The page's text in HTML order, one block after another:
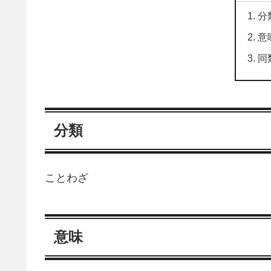
分
意
同
分類
ことわざ
意味